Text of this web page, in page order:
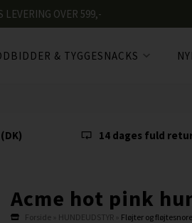
LEVERING OVER 599,-
& TYGGESNACKS
14 dages fuld
Acme hot pink
Forside HUNDEUDSTYR» Fløjter og fløjtesnore